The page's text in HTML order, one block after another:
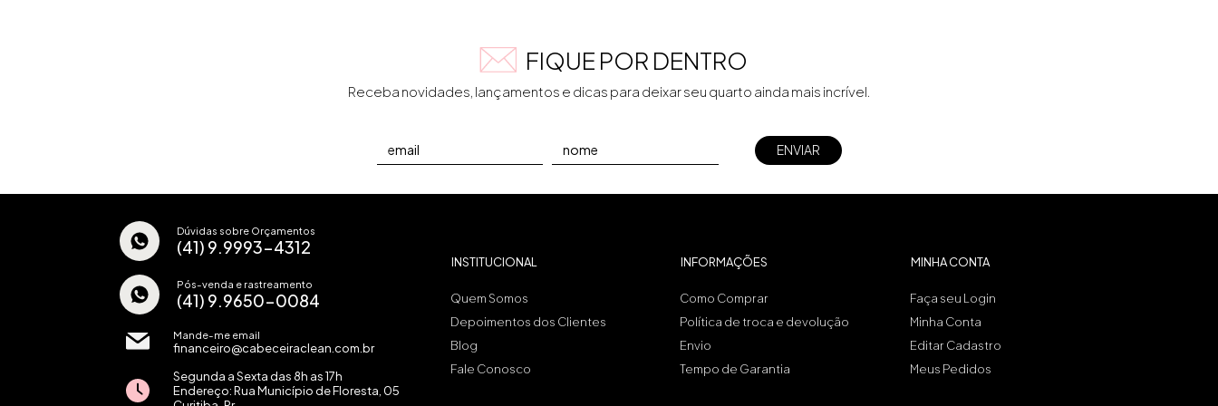
FIQUE POR DENTRO
Receba novidades, lançamentos e dicas para deixar seu quarto ainda mais incrível.
Dúvidas sobre Orçamentos
(41) 9.9993-4312
Pós-venda e rastreamento
(41) 9.9650-0084
Mande-me email
financeiro@cabeceiraclean.com.br
Segunda a Sexta das 8h as 17h
Endereço: Rua Município de Floresta, 05
INSTITUCIONAL
Quem Somos
Depoimentos dos Clientes
Blog
Fale Conosco
INFORMAÇÕES
Como Comprar
Política de troca e devolução
Envio
Tempo de Garantia
MINHA CONTA
Faça seu Login
Minha Conta
Editar Cadastro
Meus Pedidos